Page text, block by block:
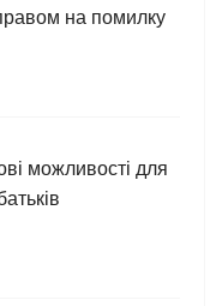
на помилку
можливості для